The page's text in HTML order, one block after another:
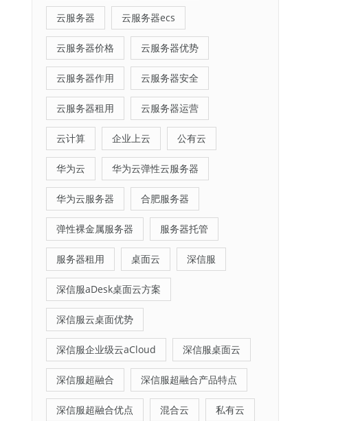
云服务器 云服务器ecs
云服务器价格 云服务器优势
云服务器作用 云服务器安全
云服务器租用 云服务器运营
云计算 企业上云 公有云
华为云 华为云弹性云服务器
华为云服务器 合肥服务器
弹性裸金属服务器 服务器托管
服务器租用 桌面云 深信服
深信服aDesk桌面云方案
深信服云桌面优势
深信服企业级云aCloud 深信服桌面云
深信服超融合 深信服超融合产品特点
深信服超融合优点 混合云 私有云